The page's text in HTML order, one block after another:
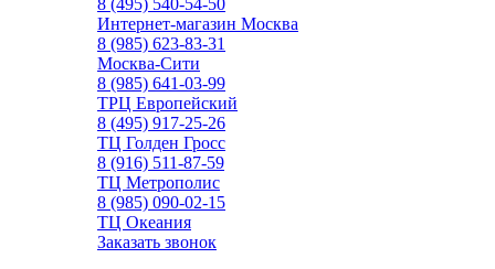
8 (495) 540-54-50
Интернет-магазин Москва
8 (985) 623-83-31
Москва-Сити
8 (985) 641-03-99
ТРЦ Европейский
8 (495) 917-25-26
ТЦ Голден Гросс
8 (916) 511-87-59
ТЦ Метрополис
8 (985) 090-02-15
ТЦ Океания
Заказать звонок